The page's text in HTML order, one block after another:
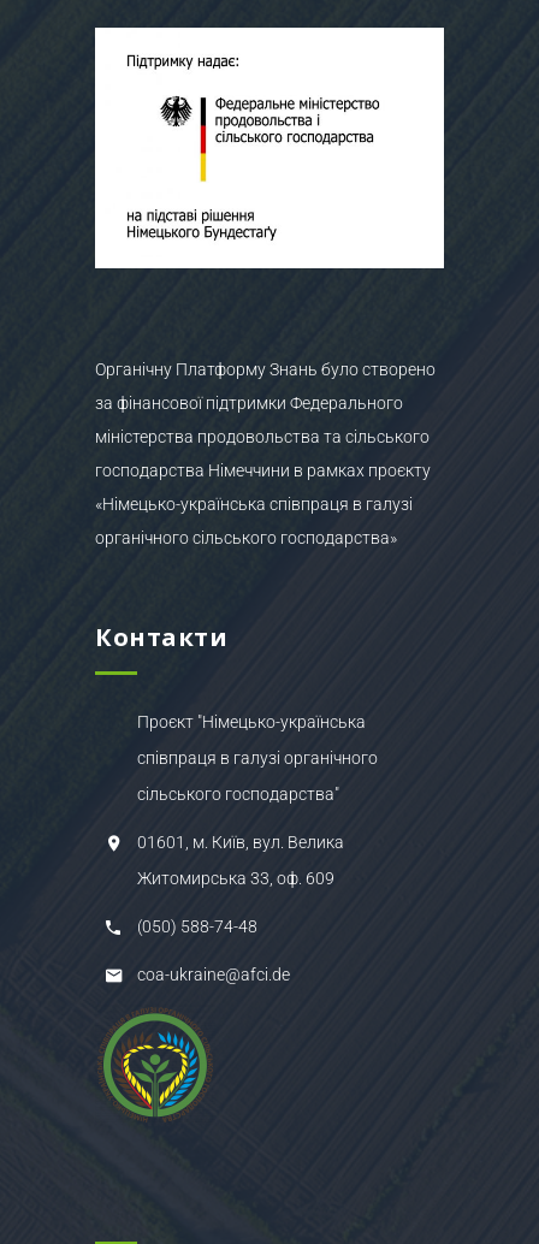
Органічну Платформу Знань було створено
за фінансової підтримки Федерального
міністерства продовольства та сільського
господарства Німеччини в рамках проєкту
«Німецько-українська співпраця в галузі
органічного сільського господарства»
Контакти
Проєкт "Німецько-українська
співпраця в галузі органічного
сільського господарства"
01601, м. Київ, вул. Велика
Житомирська 33, оф. 609
(050) 588-74-48
coa-ukraine@afci.de